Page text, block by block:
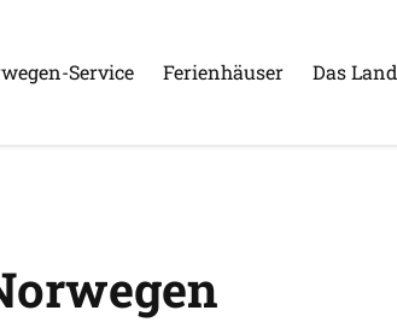
Service Ferienhäuser Das Land